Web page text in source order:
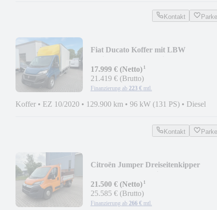
Kontakt
Fiat Ducato Koffer mit LBW
17.999 € (Netto)¹
21.419 € (Brutto)
Finanzierung ab 223 € mtl.
Koffer • EZ 10/2020 • 129.900 km • 96 kW (131 PS) • Diesel
Kontakt
Citroën Jumper Dreiseitenkipper
21.500 € (Netto)¹
25.585 € (Brutto)
Finanzierung ab 266 € mtl.